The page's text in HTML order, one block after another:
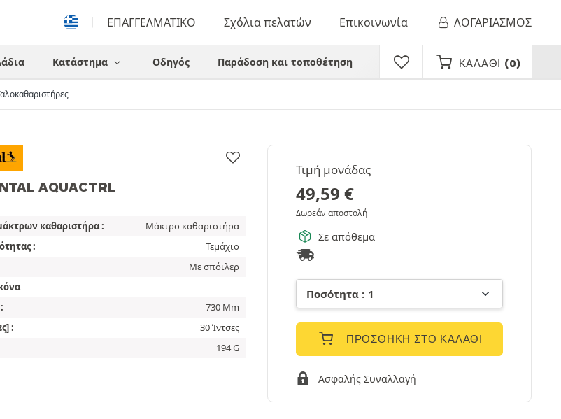
ΕΠΑΓΓΕΛΜΑΤΙΚΟ Σχόλια πελατών Επικοινωνία ΛΟΓΑΡΙΑΣΜΟΣ
Κατάστημα Οδηγός Παράδοση και τοποθέτηση ΚΑΛΆΘΙ (0)
AQUACTRL
Τιμή μονάδας
49,59 €
Δωρεάν αποστολή
Σε απόθεμα
ΠΡΟΣΘΉΚΗ ΣΤΟ ΚΑΛΆΘΙ
Ασφαλής Συναλλαγή
καθαριστήρα :
Μάκτρο καθαριστήρα
:
Τεμάχιο
Με σπόιλερ
730 Mm
:
30 Ίντσες
194 G